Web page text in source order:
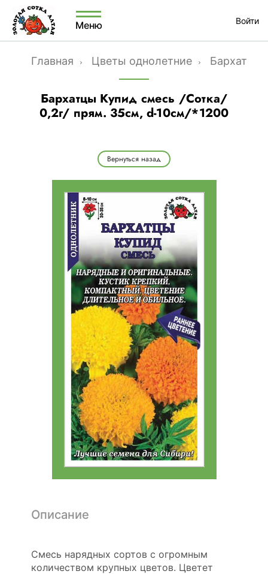
Меню Войти
Главная Цветы однолетние Бархатцы
Бархатцы Купид смесь /Сотка/
0,2г/ прям. 35см, d-10см/*1200
Вернуться назад
Описание
Смесь нарядных сортов с огромным
количеством крупных цветов. Цветет